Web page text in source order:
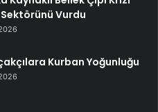
Vurdu
Kurban Yoğunluğu